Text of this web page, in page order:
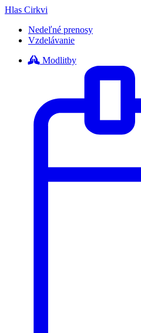
Hlas Cirkvi
Nedeľné prenosy
Vzdelávanie
Modlitby